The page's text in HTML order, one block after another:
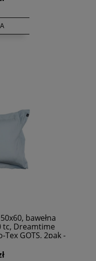
bawełna
tc, Dreamtime
GOTS, 2pak -